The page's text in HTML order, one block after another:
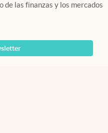
de las finanzas y los mercados